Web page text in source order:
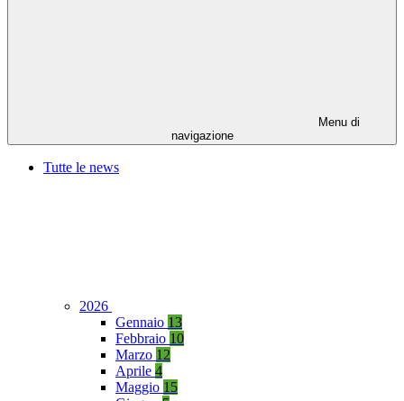
Menu di
navigazione
Tutte le news
2026
Gennaio 13
Febbraio 10
Marzo 12
Aprile 4
Maggio 15